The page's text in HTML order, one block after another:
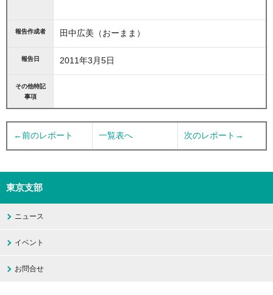
報告作成者 田中広美（おーまま）
報告日 2011年3月5日
その他特記
事項
←前のレポート 一覧表へ 次のレポート→
東京支部
ニュース
イベント
お問合せ